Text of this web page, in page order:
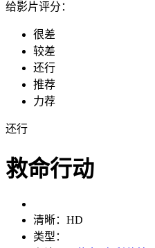
给影片评分：
很差
较差
还行
推荐
力荐
还行
救命行动
清晰： HD
类型：